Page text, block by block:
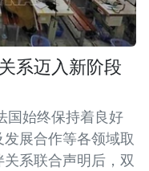
系迈入新阶段
国始终保持着良好
展合作等各领域取
系联合声明后，双